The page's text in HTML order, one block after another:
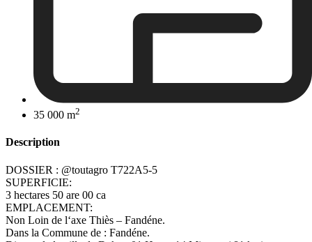
35 000 m2
Description
DOSSIER : @toutagro T722A5-5
SUPERFICIE:
3 hectares 50 are 00 ca
EMPLACEMENT:
Non Loin de l‘axe Thiès – Fandéne.
Dans la Commune de : Fandéne.